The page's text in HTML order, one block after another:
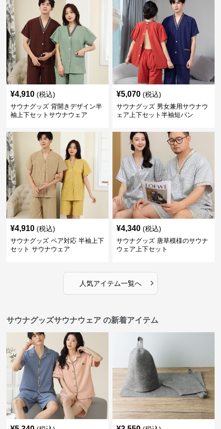
¥4,910 (税込)
サウナグッズ 背開きデザイン半
袖上下セットサウナウェア
¥5,070 (税込)
サウナグッズ 男女兼用サウナウ
ェア上下セット半袖短パン
¥4,910 (税込)
サウナグッズ ペア対応 半袖上下
セット サウナウェア
¥4,340 (税込)
サウナグッズ 唐草模様のサウナ
ウェア上下セット
人気アイテム一覧へ ›
サウナグッズサウナウェア の新着アイテム